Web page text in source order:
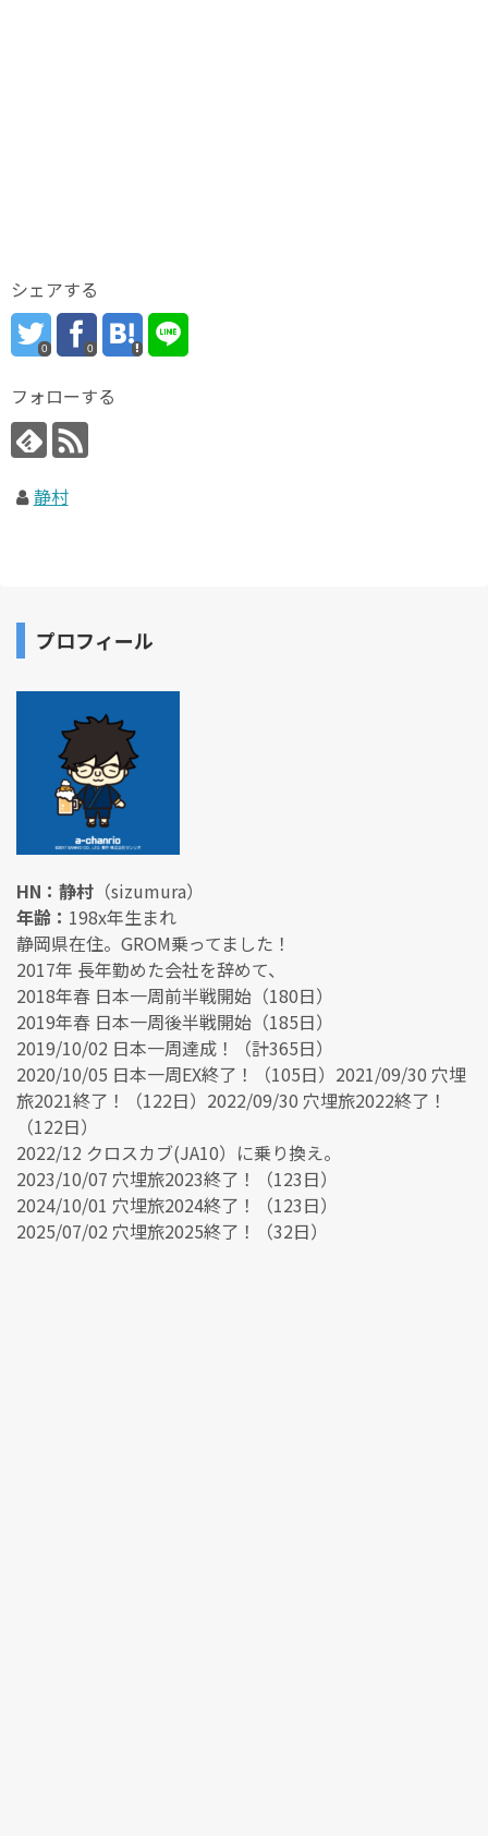
シェアする
0 0
フォローする
静村
プロフィール
HN：静村 （sizumura）
年齢： 198x年生まれ
静岡県在住。GROM乗ってました！
2017年 長年勤めた会社を辞めて、
2018年春 日本一周前半戦開始（180日）
2019年春 日本一周後半戦開始（185日）
2019/10/02 日本一周達成！（計365日）
2020/10/05 日本一周EX終了！（105日）2021/09/30 穴埋
旅2021終了！（122日）2022/09/30 穴埋旅2022終了！
（122日）
2022/12 クロスカブ(JA10）に乗り換え。
2023/10/07 穴埋旅2023終了！（123日）
2024/10/01 穴埋旅2024終了！（123日）
2025/07/02 穴埋旅2025終了！（32日）